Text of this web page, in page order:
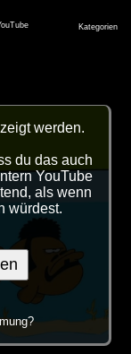
Kategorien
werden.
du das auch
YouTube
als wenn
würdest.